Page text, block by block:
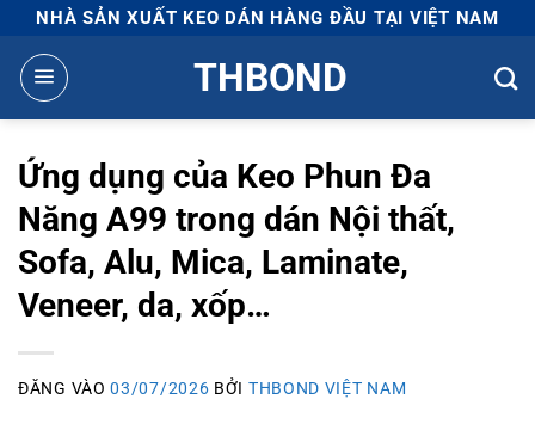
qua
nội
NHÀ SẢN XUẤT KEO DÁN HÀNG ĐẦU TẠI VIỆT NAM
THBOND
Ứng dụng của Keo Phun Đa
Năng A99 trong dán Nội thất,
Sofa, Alu, Mica, Laminate,
Veneer, da, xốp…
ĐĂNG VÀO03/07/2026 BỞI THBOND VIỆT NAM